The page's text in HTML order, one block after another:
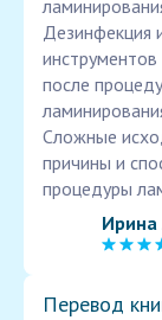
Дезинфекция
после
Сложные
причины и
процедуры
Ирина
Перевод